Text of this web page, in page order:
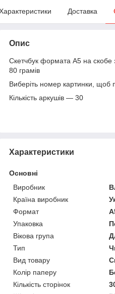
Доставка
Опис
Скетчбук формата А5 на скобе
80 грамів
Виберіть номер картинки, щоб
Кількість аркушів — 30
Характеристики
Основні
Виробник
Країна виробник
Формат
Упаковка
Вікова група
Тип
Вид товару
Колір паперу
Кількість сторінок